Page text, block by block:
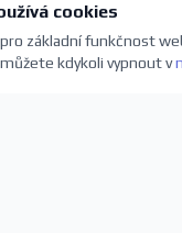
cookies
základní funkčnost
kdykoli vypnout v